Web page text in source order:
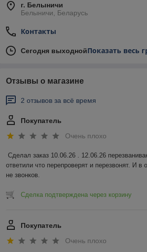
г. Белыничи
Белыничи, Беларусь
Контакты
Сегодня выходнойПоказать весь
Отзывы о магазине
2 отзывов за всё время
Покупатель
Очень плохо
Сделал заказ 10.06.26 . 12.06.26
ответили что перепроверят и перезвонят. И в
не звонков.
Сделка подтверждена через корзину
Покупатель
Очень плохо